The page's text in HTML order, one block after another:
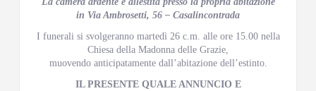
in Via Ambrosetti, 56 – Casalincontrada
I funerali si svolgeranno martedì 26 c.m. alle ore 15.00 nella
Chiesa della Madonna delle Grazie,
muovendo anticipatamente dall’abitazione dell’estinto.
IL PRESENTE QUALE ANNUNCIO E